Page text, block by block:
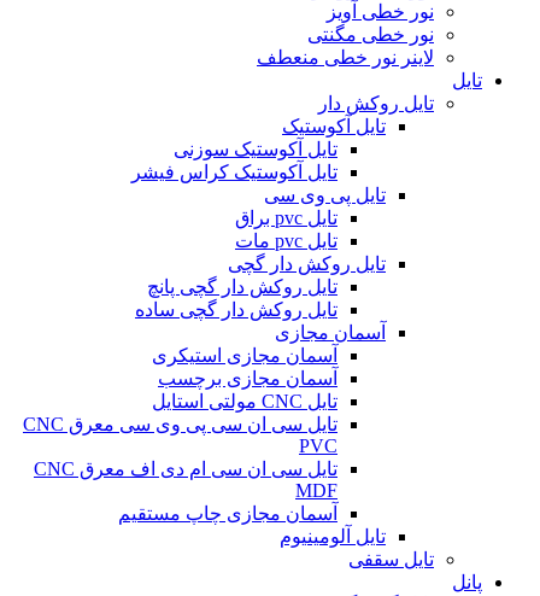
نور خطی آویز
نور خطی مگنتی
لاینر نور خطی منعطف
تایل
تایل روکش دار
تایل آکوستیک
تایل آکوستیک سوزنی
تایل آکوستیک کراس فیشر
تایل پی وی سی
تایل pvc براق
تایل pvc مات
تایل روکش دار گچی
تایل روکش دار گچی پانچ
تایل روکش دار گچی ساده
آسمان مجازی
آسمان مجازی استیکری
آسمان مجازی برچسب
تایل CNC مولتی استایل
تایل سی ان سی پی وی سی معرق CNC
PVC
تایل سی ان سی ام دی اف معرق CNC
MDF
آسمان مجازی چاپ مستقیم
تایل آلومینیوم
تایل سقفی
پانل